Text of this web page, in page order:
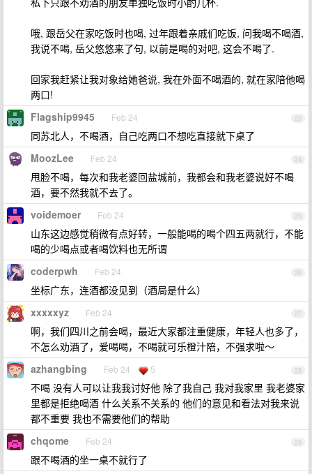
哦, 跟岳父在家吃饭时也喝, 过年跟着亲戚们吃饭, 问我喝不喝酒,
我说不喝, 岳父悠悠来了句, 以前是喝的对吧, 这会不喝了.
回家我赶紧让我对象给她爸说, 我在外面不喝酒的, 就在家陪他喝
两口!
23
Flagship9945 Feb 24
同苏北人，不喝酒，自己吃两口不想吃直接就下桌了
24
MoozLee Feb 24
甩脸不喝，每次和我老婆回盐城前，我都会和我老婆说好不喝
酒，要不然我就不去了。
25
voidemoer Feb 24
山东这边感觉稍微有点好转，一般能喝的喝个四五两就行，不能
喝的少喝点或者喝饮料也无所谓
26
coderpwh Feb 24
坐标广东，连酒都没见到（酒局是什么）
27
xxxxxyz Feb 24
啊，我们四川之前会喝，最近大家都注重健康，年轻人也多了，
不怎么劝酒了，爱喝喝，不喝就可乐橙汁陪，不强求啦～
28
azhangbing Feb 24 5
不喝 没有人可以让我我讨好他 除了我自己 我对我家里 我老婆家
里都是拒绝喝酒 什么关系不关系的 他们的意见和看法对我来说
都不重要 我也不需要他们的帮助
29
chqome Feb 24
跟不喝酒的坐一桌不就行了